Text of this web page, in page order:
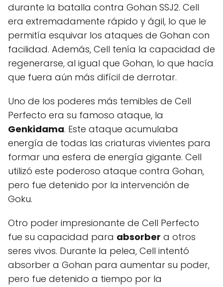
durante la batalla contra Gohan SSJ2. Cell
era extremadamente rápido y ágil, lo que le
permitía esquivar los ataques de Gohan con
facilidad. Además, Cell tenía la capacidad de
regenerarse, al igual que Gohan, lo que hacía
que fuera aún más difícil de derrotar.
Uno de los poderes más temibles de Cell
Perfecto era su famoso ataque, la
Genkidama. Este ataque acumulaba
energía de todas las criaturas vivientes para
formar una esfera de energía gigante. Cell
utilizó este poderoso ataque contra Gohan,
pero fue detenido por la intervención de
Goku.
Otro poder impresionante de Cell Perfecto
fue su capacidad para absorber a otros
seres vivos. Durante la pelea, Cell intentó
absorber a Gohan para aumentar su poder,
pero fue detenido a tiempo por la